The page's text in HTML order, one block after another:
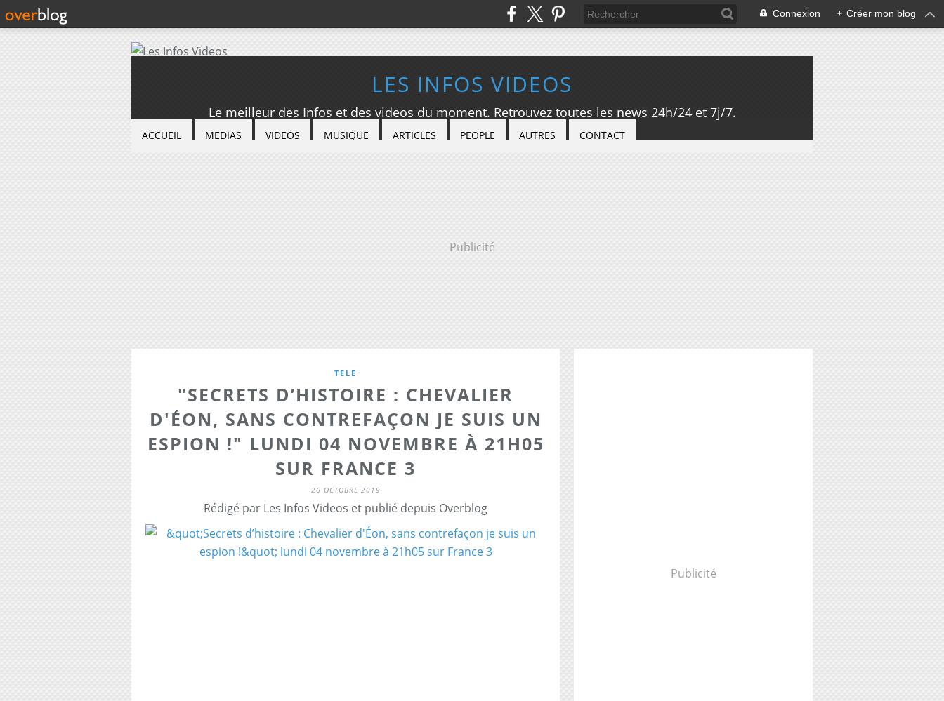
Connexion + Créer mon blog
LES INFOS VIDEOS
Le meilleur des Infos et des videos du moment. Retrouvez toutes les news 24h/24 et 7j/7.
ACCUEIL MEDIAS VIDEOS MUSIQUE ARTICLES PEOPLE AUTRES CONTACT
Publicité
TELE
"SECRETS D’HISTOIRE : CHEVALIER
D'ÉON, SANS CONTREFAÇON JE SUIS UN
ESPION !" LUNDI 04 NOVEMBRE À 21H05
SUR FRANCE 3
26 OCTOBRE 2019
Rédigé par Les Infos Videos et publié depuis Overblog
Publicité